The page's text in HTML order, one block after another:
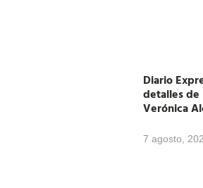
Diario
detalles de
Verónica
7 agosto,